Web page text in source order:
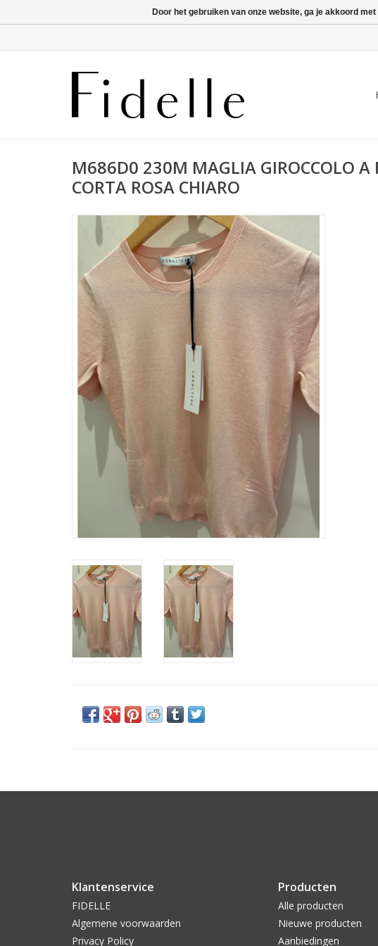
M686D0 230M MAGLIA GIROCCOLO A
CORTA ROSA CHIARO
Klantenservice
FIDELLE
Algemene voorwaarden
Privacy Policy
Producten
Alle producten
Nieuwe producten
Aanbiedingen
Door het gebruiken van onze website, ga je akkoord